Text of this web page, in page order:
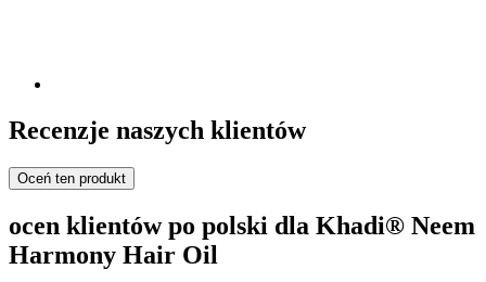
Recenzje naszych klientów
Oceń ten produkt
ocen klientów po polski dla Khadi® Neem
Harmony Hair Oil